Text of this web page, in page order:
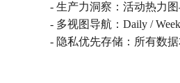
- 生产力洞察：活动热力
- 多视图导航：Daily /
- 隐私优先存储：所有数